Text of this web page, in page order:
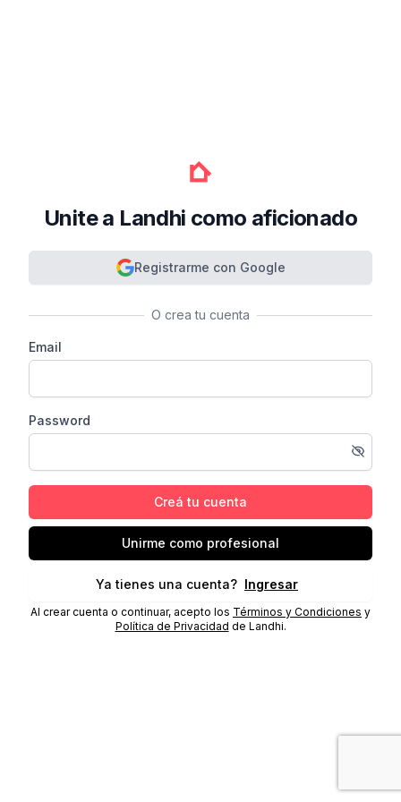
Unite a Landhi como aficionado
Registrarme con Google
O crea tu cuenta
Email
Password
Creá tu cuenta
Unirme como profesional
Ya tienes una cuenta? Ingresar
Al crear cuenta o continuar, acepto los Términos y Condiciones y
Política de Privacidad de Landhi.